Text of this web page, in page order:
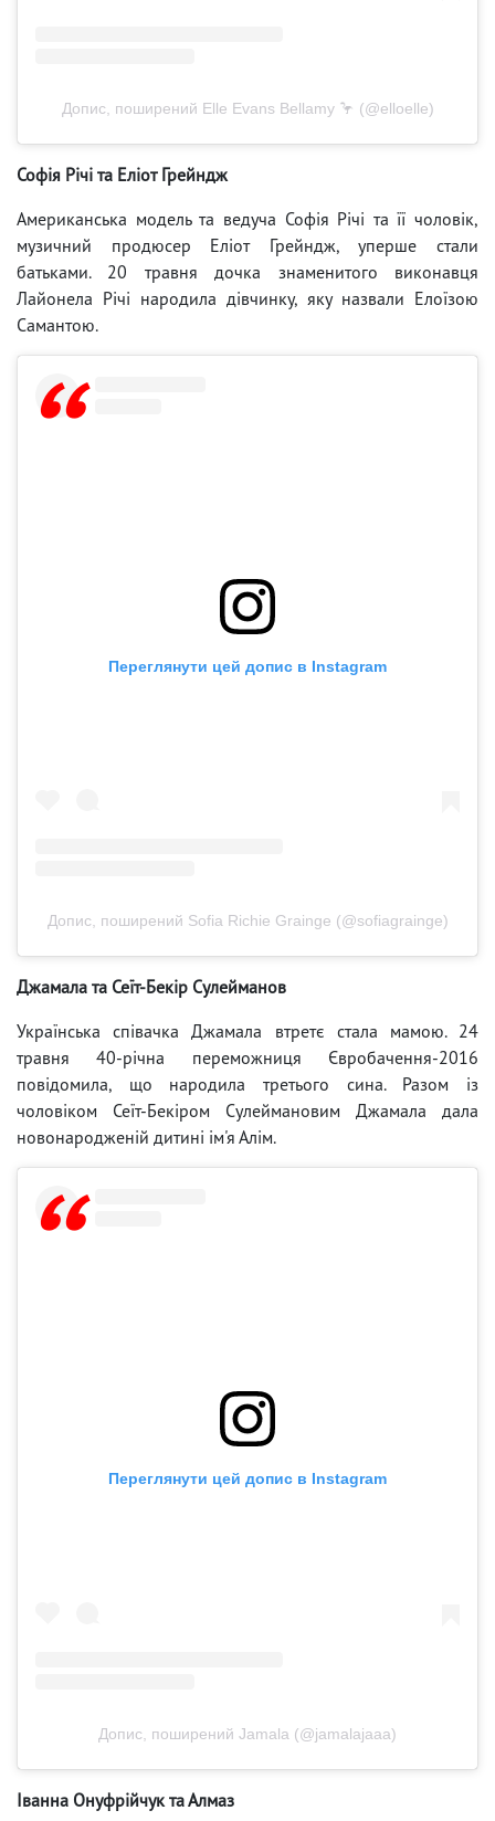
Допис, поширений Elle Evans Bellamy 🦩 (@elloelle)
Софія Річі та Еліот Грейндж
Американська модель та ведуча Софія Річі та її чоловік,
музичний продюсер Еліот Грейндж, уперше стали
батьками. 20 травня дочка знаменитого виконавця
Лайонела Річі народила дівчинку, яку назвали Елоїзою
Самантою.
Переглянути цей допис в Instagram
Допис, поширений Sofia Richie Grainge (@sofiagrainge)
Джамала та Сеїт-Бекір Сулейманов
Українська співачка Джамала втретє стала мамою. 24
травня 40-річна переможниця Євробачення-2016
повідомила, що народила третього сина. Разом із
чоловіком Сеїт-Бекіром Сулеймановим Джамала дала
новонародженій дитині ім'я Алім.
Переглянути цей допис в Instagram
Допис, поширений Jamala (@jamalajaaa)
Іванна Онуфрійчук та Алмаз